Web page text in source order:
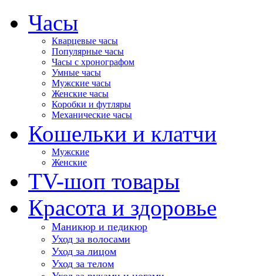
Часы
Кварцевые часы
Популярные часы
Часы с хронографом
Умные часы
Мужские часы
Женские часы
Коробки и футляры
Механические часы
Кошельки и клатчи
Мужские
Женские
TV-шоп товары
Красота и здоровье
Маникюр и педикюр
Уход за волосами
Уход за лицом
Уход за телом